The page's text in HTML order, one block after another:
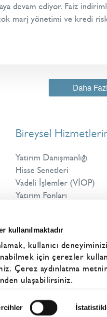
kullanılmaktadır
kullanıcı
için çerezler
Çerez aydınlatma
ulaşabilirsiniz.
devam ediyor. Faiz
marj yönetimi ve kredi
Daha
Bireysel
Yatırım Danışmanlığı
Hisse Senetleri
Vadeli İşlemler (VİOP)
Yatırım Fonları
Yurt Dışı Borsalar
© 2026. ÜNLÜ Menkul.